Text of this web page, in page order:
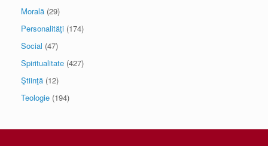
Morală (29)
Personalităţi (174)
Social (47)
Spiritualitate (427)
Ştiinţă (12)
Teologie (194)